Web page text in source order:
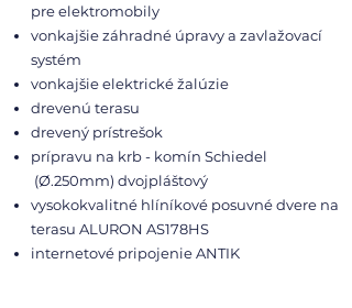
pre elektromobily
vonkajšie záhradné úpravy a zavlažovací
systém
vonkajšie elektrické žalúzie
drevenú terasu
drevený prístrešok
prípravu na krb - komín Schiedel
(Ø.250mm) dvojpláštový
vysokokvalitné hlíníkové posuvné dvere na
terasu ALURON AS178HS
internetové pripojenie ANTIK